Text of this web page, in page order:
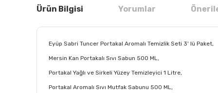
Ürün Bilgisi Yorumlar
Eyüp Sabri Tuncer Portakal Aromalı Temizlik Seti 3' lü Paket,
Mersin Kan Portakalı Sıvı Sabun 500 ML,
Portakal Yağlı ve Sirkeli Yüzey Temizleyici 1 Litre,
Portakal Aromalı Sıvı Mutfak Sabunu 500 ML,